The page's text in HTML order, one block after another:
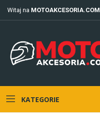
Witaj na MOTOAKCESORIA.COM
KATEGORIE